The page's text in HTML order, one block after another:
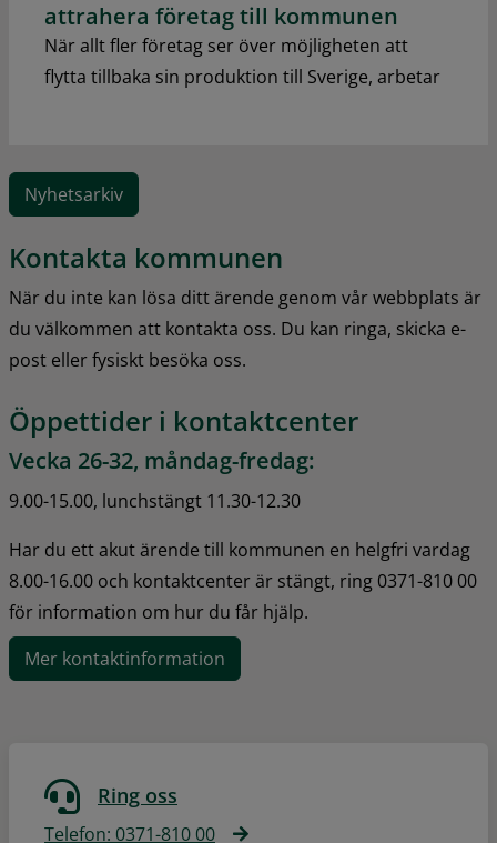
attrahera företag till kommunen
När allt fler företag ser över möjligheten att
flytta tillbaka sin produktion till Sverige, arbetar
Nyhetsarkiv
Kontakta kommunen
När du inte kan lösa ditt ärende genom vår webbplats är
du välkommen att kontakta oss. Du kan ringa, skicka e-
post eller fysiskt besöka oss.
Öppettider i kontaktcenter
Vecka 26-32, måndag-fredag:
9.00-15.00, lunchstängt 11.30-12.30
Har du ett akut ärende till kommunen en helgfri vardag
8.00-16.00 och kontaktcenter är stängt, ring 0371-810 00
för information om hur du får hjälp.
Mer kontaktinformation
Ring oss
Telefon: 0371-810 00